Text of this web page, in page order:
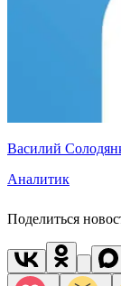
Василий
Аналитик
Поделиться